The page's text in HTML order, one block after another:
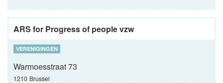
ARS for Progress of people vzw
VERENIGINGEN
Warmoesstraat 73
1210 Brussel